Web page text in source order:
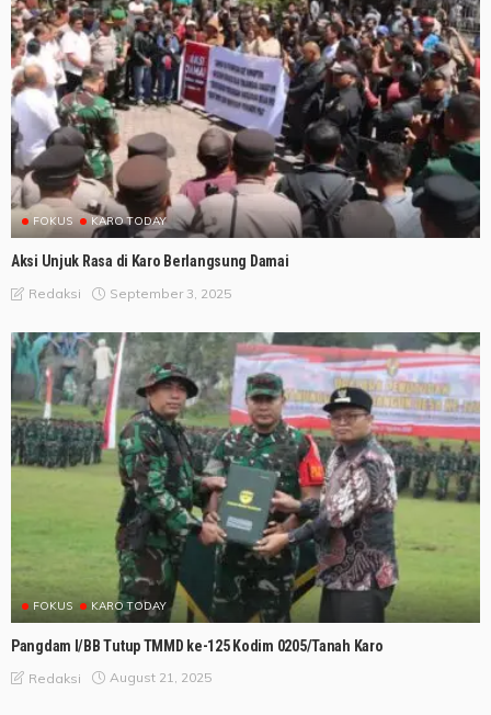
FOKUS KARO TODAY
Aksi Unjuk Rasa di Karo Berlangsung Damai
Redaksi September 3, 2025
FOKUS KARO TODAY
Pangdam I/BB Tutup TMMD ke-125 Kodim 0205/Tanah Karo
Redaksi August 21, 2025